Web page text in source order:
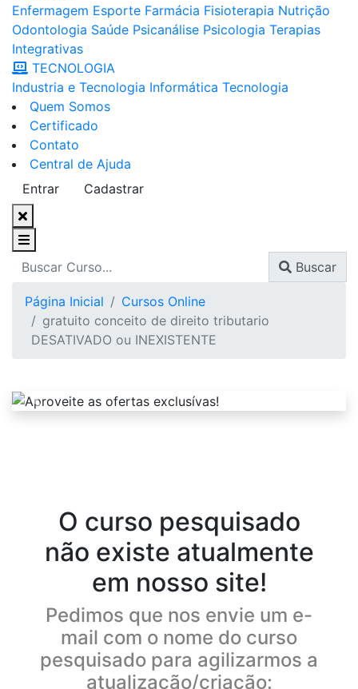
Enfermagem Esporte Farmácia Fisioterapia Nutrição
Odontologia Saúde Psicanálise Psicologia Terapias
Integrativas
TECNOLOGIA
Industria e Tecnologia Informática Tecnologia
Quem Somos
Certificado
Contato
Central de Ajuda
Entrar
Cadastrar
Buscar
Página Inicial
Cursos Online
gratuito conceito de direito tributario
DESATIVADO ou INEXISTENTE
O curso pesquisado
não existe atualmente
em nosso site!
Pedimos que nos envie um e-
mail com o nome do curso
pesquisado para agilizarmos a
atualização/criação: